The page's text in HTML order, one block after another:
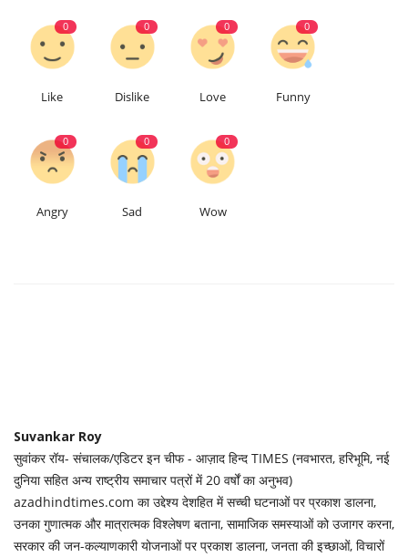
0
Like
0
Dislike
0
Love
0
Funny
0
Angry
0
Sad
0
Wow
Suvankar Roy
सुवांकर रॉय- संचालक/एडिटर इन चीफ - आज़ाद हिन्द TIMES (नवभारत, हरिभूमि, नई
दुनिया सहित अन्य राष्ट्रीय समाचार पत्रों में 20 वर्षों का अनुभव)
azadhindtimes.com का उद्देश्य देशहित में सच्ची घटनाओं पर प्रकाश डालना,
उनका गुणात्मक और मात्रात्मक विश्लेषण बताना, सामाजिक समस्याओं को उजागर करना,
सरकार की जन-कल्याणकारी योजनाओं पर प्रकाश डालना, जनता की इच्छाओं, विचारों